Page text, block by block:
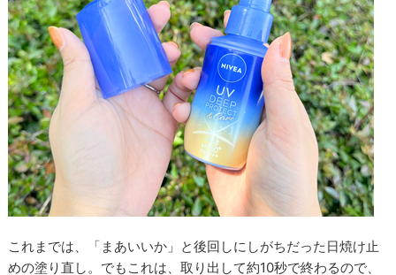
これまでは、「まあいいか」と後回しにしがちだった日焼け止
めの塗り直し。でもこれは、取り出して約10秒で終わるので、